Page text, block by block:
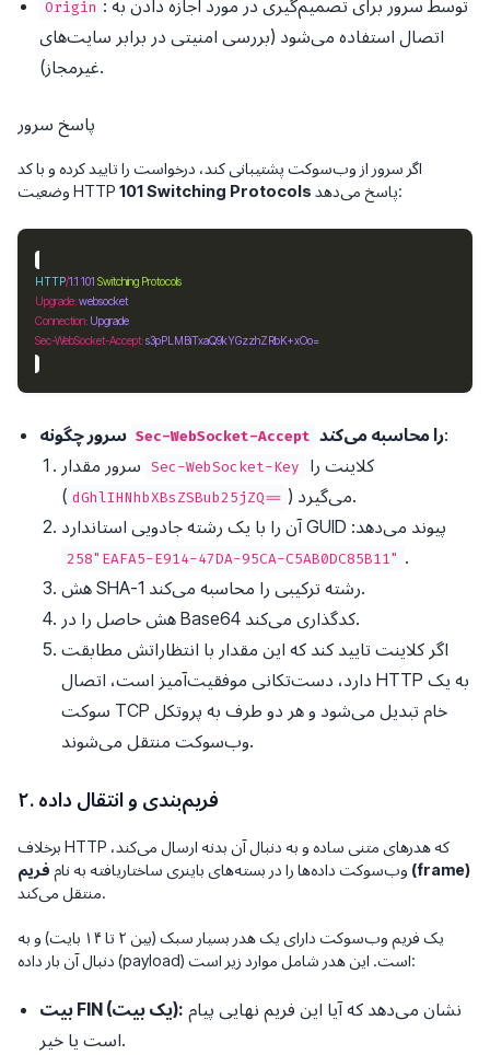
Origin : توسط سرور برای تصمیم‌گیری در مورد اجازه دادن به
اتصال استفاده می‌شود (بررسی امنیتی در برابر سایت‌های
غیرمجاز).
پاسخ سرور
اگر سرور از وب‌سوکت پشتیبانی کند، درخواست را تایید کرده و با کد
وضعیت HTTP 101 Switching Protocols پاسخ می‌دهد:
HTTP/1.1 101 Switching Protocols
Upgrade:websocket
Connection: Upgrade
Sec-WebSocket-Accept:s3pPLMBiTxaQ9kYGzzhZRbK+xOo=
Sec-WebSocket-Accept را محاسبه می‌کند:
Sec-WebSocket-Key
( dGhlIHNhbXBsZSBub25jZQ==
) می‌گیرد.
آن را با یک رشته جادویی استاندارد GUID پیوند می‌دهد:
"258EAFA5-E914-47DA-95CA-C5AB0DC85B11" .
هش SHA-1 رشته ترکیبی را محاسبه می‌کند.
هش حاصل را در Base64 کدگذاری می‌کند.
اگر کلاینت تایید کند که این مقدار با انتظاراتش مطابقت
دارد، دست‌تکانی موفقیت‌آمیز است، اتصال HTTP به یک
سوکت TCP خام تبدیل می‌شود و هر دو طرف به پروتکل
وب‌سوکت منتقل می‌شوند.
۲. فریم‌بندی و انتقال داده
برخلاف HTTP که هدرهای متنی ساده و به دنبال آن بدنه ارسال می‌کند،
وب‌سوکت داده‌ها را در بسته‌های باینری ساختاریافته به نام فریم (frame)
منتقل می‌کند.
یک فریم وب‌سوکت دارای یک هدر بسیار سبک (بین ۲ تا ۱۴ بایت) و به
دنبال آن بار داده (payload) است. این هدر شامل موارد زیر است:
بیت FIN (یک بیت):
است یا خیر.